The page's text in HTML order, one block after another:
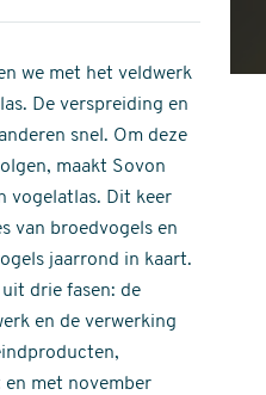
we met het veldwerk
De verspreiding en
snel. Om deze
maakt Sovon
vogelatlas. Dit keer
van broedvogels en
jaarrond in kaart.
drie fasen: de
en de verwerking
en met november